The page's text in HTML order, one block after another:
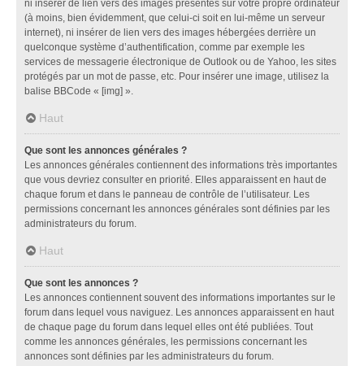
ni insérer de lien vers des images présentes sur votre propre ordinateur
(à moins, bien évidemment, que celui-ci soit en lui-même un serveur
internet), ni insérer de lien vers des images hébergées derrière un
quelconque système d’authentification, comme par exemple les
services de messagerie électronique de Outlook ou de Yahoo, les sites
protégés par un mot de passe, etc. Pour insérer une image, utilisez la
balise BBCode « [img] ».
Haut
Que sont les annonces générales ?
Les annonces générales contiennent des informations très importantes
que vous devriez consulter en priorité. Elles apparaissent en haut de
chaque forum et dans le panneau de contrôle de l’utilisateur. Les
permissions concernant les annonces générales sont définies par les
administrateurs du forum.
Haut
Que sont les annonces ?
Les annonces contiennent souvent des informations importantes sur le
forum dans lequel vous naviguez. Les annonces apparaissent en haut
de chaque page du forum dans lequel elles ont été publiées. Tout
comme les annonces générales, les permissions concernant les
annonces sont définies par les administrateurs du forum.